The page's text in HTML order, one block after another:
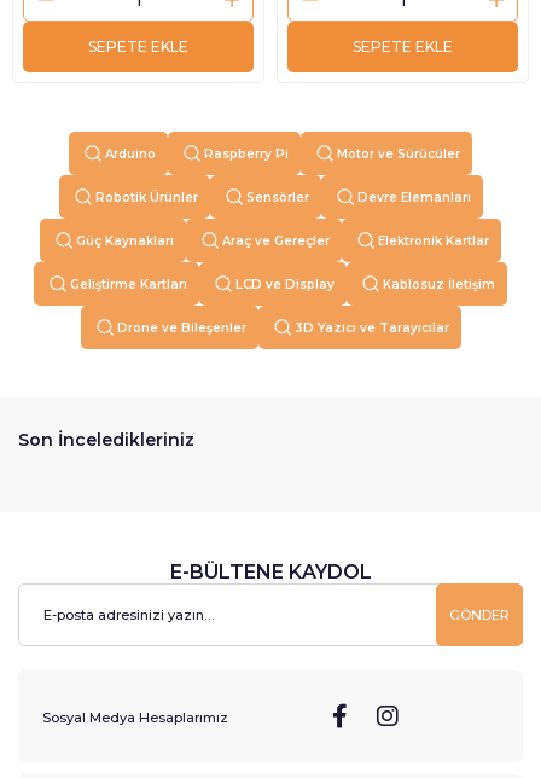
SEPETE EKLE SEPETE EKLE
Arduino Raspberry Pi Motor ve Sürücüler
Robotik Ürünler Sensörler Devre Elemanları
Güç Kaynakları Araç ve Gereçler Elektronik Kartlar
Geliştirme Kartları LCD ve Display Kablosuz İletişim
Drone ve Bileşenler 3D Yazıcı ve Tarayıcılar
Son İnceledikleriniz
E-BÜLTENE KAYDOL
GÖNDER
Sosyal Medya Hesaplarımız